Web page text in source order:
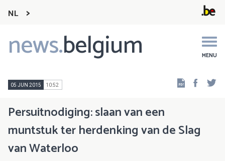
NL
news.belgium MENU
Main
navigation
05 JUN 2015 10:52
Persuitnodiging: slaan van een
muntstuk ter herdenking van de Slag
van Waterloo